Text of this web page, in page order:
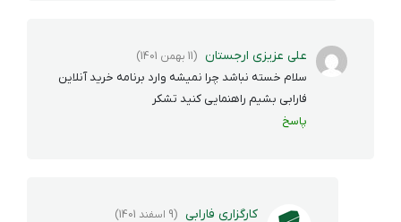
علی عزیزی ارجستان (11 بهمن 1401)
سلام خسته نباشد چرا نمیشه وارد برنامه خرید آنلاین
فارابی بشیم راهنمایی کنید تشکر
پاسخ
کارگزاری فارابی (9 اسفند 1401)